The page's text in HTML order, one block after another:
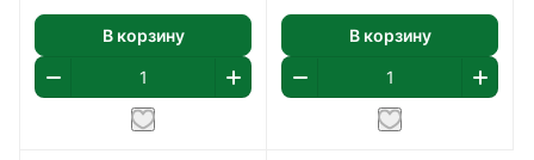
В корзину В корзину